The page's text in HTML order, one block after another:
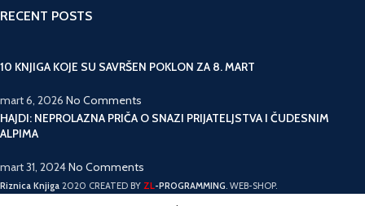
RECENT POSTS
10 KNJIGA KOJE SU SAVRŠEN POKLON ZA 8. MART
mart 6, 2026 No Comments
HAJDI: NEPROLAZNA PRIČA O SNAZI PRIJATELJSTVA I ČUDESNIM
ALPIMA
mart 31, 2024No Comments
Riznica Knjiga 2020 CREATED BY ZL-PROGRAMMING. WEB-SHOP.